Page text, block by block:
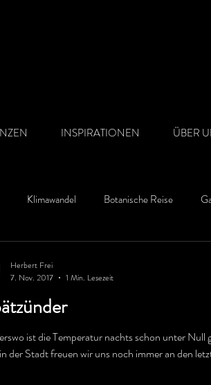
INSPIRATIONEN ÜBER
Klimawandel Botanische Reise
ist die Temperatur nachts schon unter Null
der Stadt freuen wir uns noch immer an den
Herbert Frei
7. Nov. 2017
1 Min. Lesezeit